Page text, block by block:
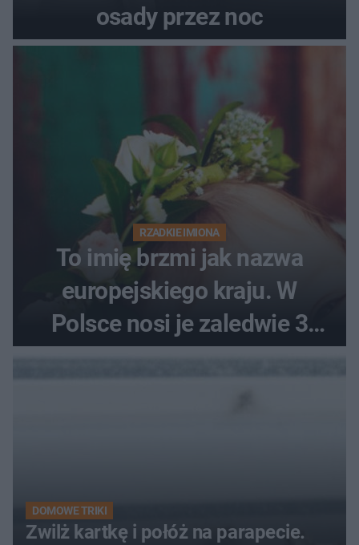
osady przez noc
RZADKIE IMIONA
To imię brzmi jak nazwa
europejskiego kraju. W
Polsce nosi je zaledwie 3
DOMOWE TRIKI
Zwilż kartkę i połóż na parapecie.